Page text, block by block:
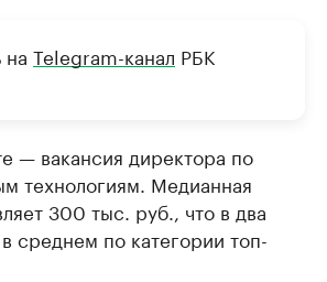
Telegram-канал РБК
— вакансия директора по
технологиям. Медианная
300 тыс. руб., что в два
среднем по категории топ-